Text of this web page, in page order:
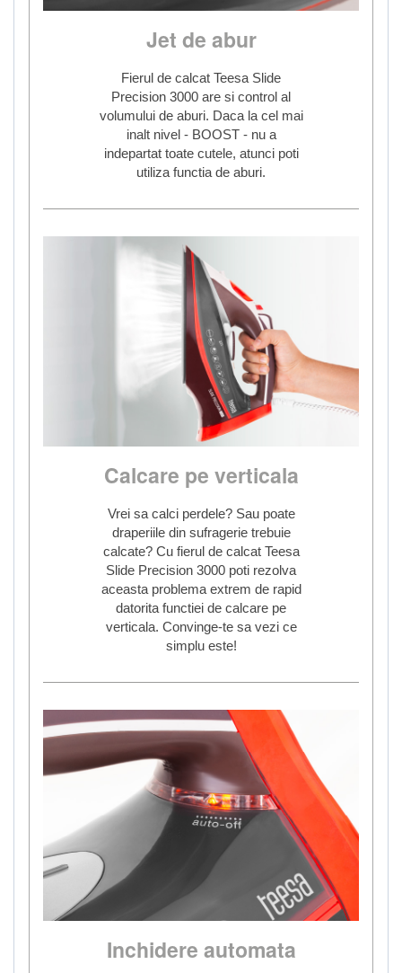
Jet de abur
Fierul de calcat Teesa Slide
Precision 3000 are si control al
volumului de aburi. Daca la cel mai
inalt nivel - BOOST - nu a
indepartat toate cutele, atunci poti
utiliza functia de aburi.
Calcare pe verticala
Vrei sa calci perdele? Sau poate
draperiile din sufragerie trebuie
calcate? Cu fierul de calcat Teesa
Slide Precision 3000 poti rezolva
aceasta problema extrem de rapid
datorita functiei de calcare pe
verticala. Convinge-te sa vezi ce
simplu este!
Inchidere automata